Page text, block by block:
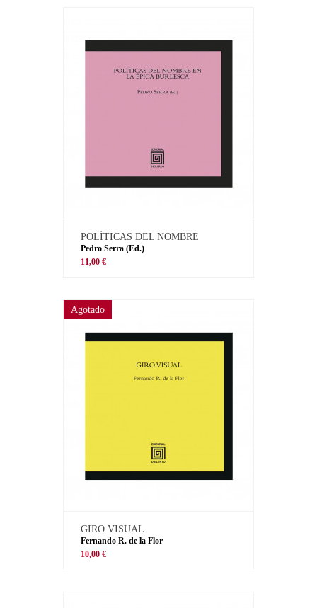
POLÍTICAS DEL NOMBRE
Pedro Serra (Ed.)
11,00 €
Agotado
GIRO VISUAL
Fernando R. de la Flor
10,00 €